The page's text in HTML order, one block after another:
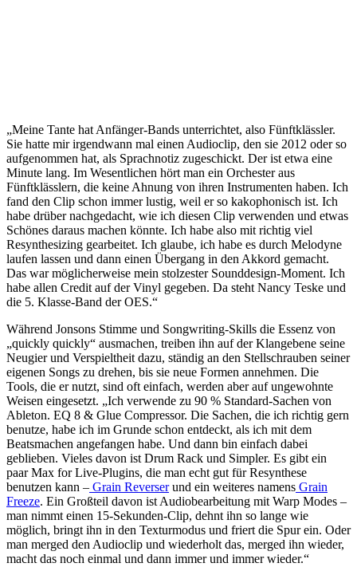
„Meine Tante hat Anfänger-Bands unterrichtet, also Fünftklässler.
Sie hatte mir irgendwann mal einen Audioclip, den sie 2012 oder so
aufgenommen hat, als Sprachnotiz zugeschickt. Der ist etwa eine
Minute lang. Im Wesentlichen hört man ein Orchester aus
Fünftklässlern, die keine Ahnung von ihren Instrumenten haben. Ich
fand den Clip schon immer lustig, weil er so kakophonisch ist. Ich
habe drüber nachgedacht, wie ich diesen Clip verwenden und etwas
Schönes daraus machen könnte. Ich habe also mit richtig viel
Resynthesizing gearbeitet. Ich glaube, ich habe es durch Melodyne
laufen lassen und dann einen Übergang in den Akkord gemacht.
Das war möglicherweise mein stolzester Sounddesign-Moment. Ich
habe allen Credit auf der Vinyl gegeben. Da steht Nancy Teske und
die 5. Klasse-Band der OES.“
Während Jonsons Stimme und Songwriting-Skills die Essenz von
„quickly quickly“ ausmachen, treiben ihn auf der Klangebene seine
Neugier und Verspieltheit dazu, ständig an den Stellschrauben seiner
eigenen Songs zu drehen, bis sie neue Formen annehmen. Die
Tools, die er nutzt, sind oft einfach, werden aber auf ungewohnte
Weisen eingesetzt. „Ich verwende zu 90 % Standard-Sachen von
Ableton. EQ 8 & Glue Compressor. Die Sachen, die ich richtig gern
benutze, habe ich im Grunde schon entdeckt, als ich mit dem
Beatsmachen angefangen habe. Und dann bin einfach dabei
geblieben. Vieles davon ist Drum Rack und Simpler. Es gibt ein
paar Max for Live-Plugins, die man echt gut für Resynthese
benutzen kann – Grain Reverserund ein weiteres namens Grain
Freeze. Ein Großteil davon ist Audiobearbeitung mit Warp Modes –
man nimmt einen 15-Sekunden-Clip, dehnt ihn so lange wie
möglich, bringt ihn in den Texturmodus und friert die Spur ein. Oder
man merged den Audioclip und wiederholt das, merged ihn wieder,
macht das noch einmal und dann immer und immer wieder.“